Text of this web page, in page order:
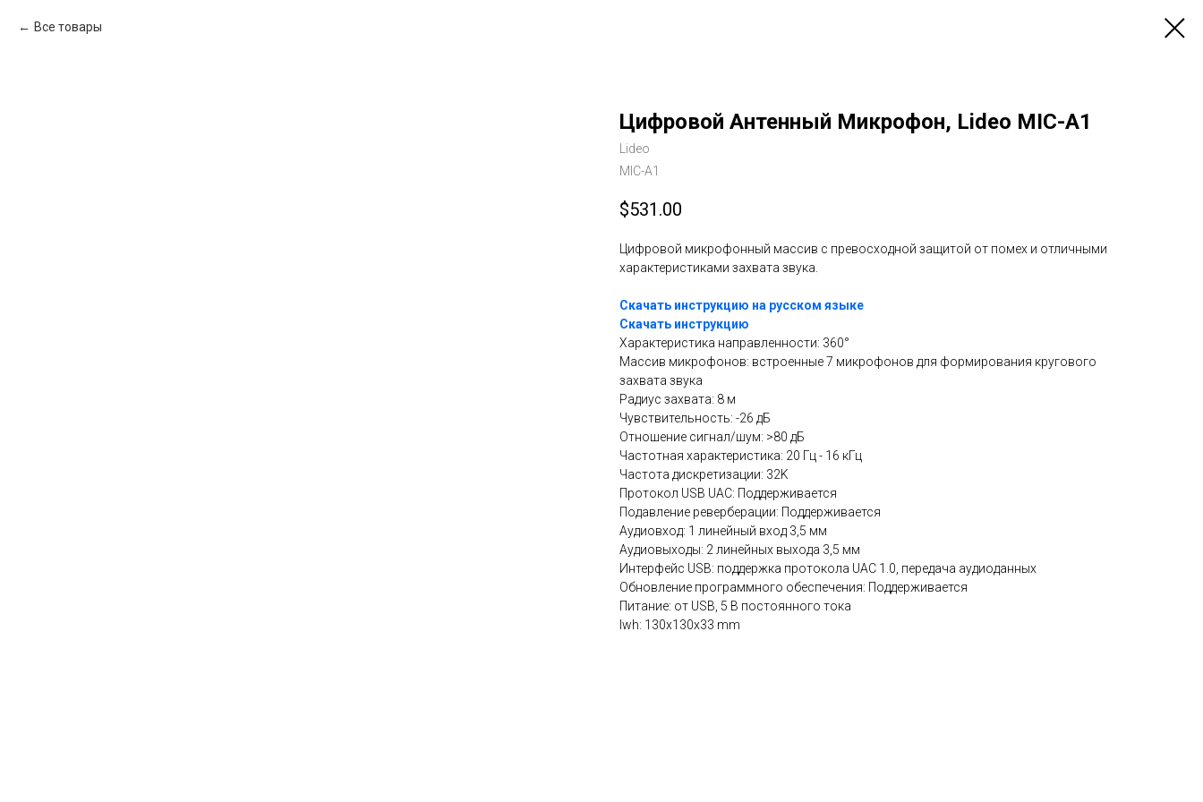
Все товары
Цифровой Антенный Микрофон, Lideo MIC-A1
Lideo
MIC-A1
$531.00
Цифровой микрофонный массив с превосходной защитой от помех и отличными
характеристиками захвата звука.
Скачать инструкцию на русском языке
Скачать инструкцию
Характеристика направленности: 360°
Массив микрофонов: встроенные 7 микрофонов для формирования кругового
захвата звука
Радиус захвата: 8 м
Чувствительность: -26 дБ
Отношение сигнал/шум: >80 дБ
Частотная характеристика: 20 Гц - 16 кГц
Частота дискретизации: 32K
Протокол USB UAC: Поддерживается
Подавление реверберации: Поддерживается
Аудиовход: 1 линейный вход 3,5 мм
Аудиовыходы: 2 линейных выхода 3,5 мм
Интерфейс USB: поддержка протокола UAC 1.0, передача аудиоданных
Обновление программного обеспечения: Поддерживается
Питание: от USB, 5 В постоянного тока
lwh: 130x130x33 mm